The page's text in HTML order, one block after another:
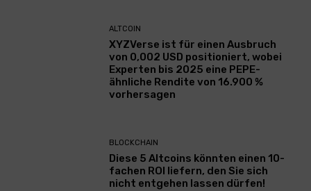
ALTCOIN
XYZVerse ist für einen Ausbruch
von 0,002 USD positioniert, wobei
Experten bis 2025 eine PEPE-
ähnliche Rendite von 16.900 %
vorhersagen
BLOCKCHAIN
Diese 5 Altcoins könnten einen 10-
fachen ROI liefern, den Sie sich
nicht entgehen lassen dürfen!